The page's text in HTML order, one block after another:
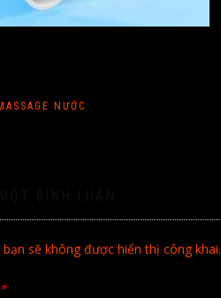
NƯỚC
bạn sẽ không được hiển thị công khai.
*